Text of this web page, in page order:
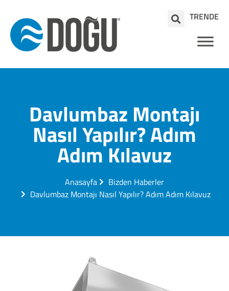
TRENDE
Davlumbaz Montajı
Nasıl Yapılır? Adım
Adım Kılavuz
Anasayfa
Bizden Haberler
Davlumbaz Montajı Nasıl Yapılır? Adım Adım Kılavuz